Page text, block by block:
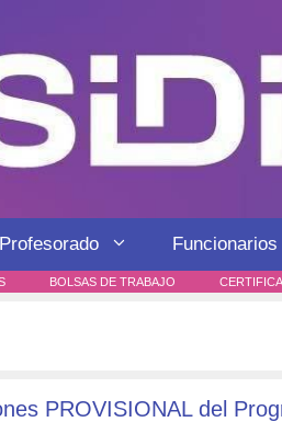
Funcionarios
BOLSAS DE TRABAJO
PROVISIONAL del